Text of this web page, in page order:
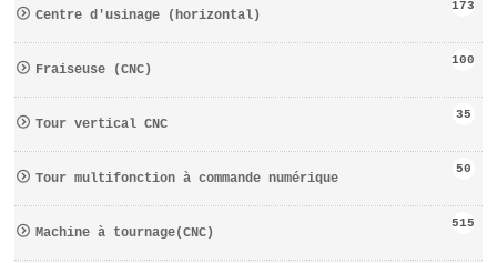
Centre d′usinage (horizontal)
173
Fraiseuse (CNC)
100
Tour vertical CNC
35
Tour multifonction à commande numérique
50
Machine à tournage(CNC)
515